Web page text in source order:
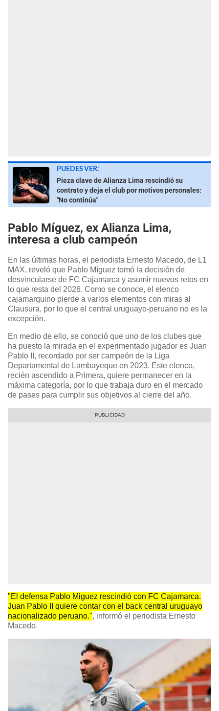
PUEDES VER:
Pieza clave de Alianza Lima rescindió su
contrato y deja el club por motivos personales:
"No continúa"
Pablo Míguez, ex Alianza Lima,
interesa a club campeón
En las últimas horas, el periodista Ernesto Macedo, de L1
MAX, reveló que Pablo Míguez tomó la decisión de
desvincularse de FC Cajamarca y asumir nuevos retos en
lo que resta del 2026. Como se conoce, el elenco
cajamarquino pierde a varios elementos con miras al
Clausura, por lo que el central uruguayo-peruano no es la
excepción.
En medio de ello, se conoció que uno de los clubes que
ha puesto la mirada en el experimentado jugador es Juan
Pablo II, recordado por ser campeón de la Liga
Departamental de Lambayeque en 2023. Este elenco,
recién ascendido a Primera, quiere permanecer en la
máxima categoría, por lo que trabaja duro en el mercado
de pases para cumplir sus objetivos al cierre del año.
"El defensa Pablo Miguez rescindió con FC Cajamarca.
Juan Pablo II quiere contar con el back central uruguayo
nacionalizado peruano.", informó el periodista Ernesto
Macedo.